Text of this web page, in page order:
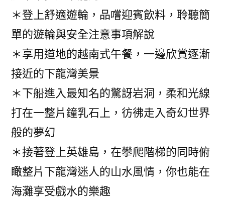
＊登上舒適遊輪，品嚐迎賓飲料，聆聽簡
單的遊輪與安全注意事項解說
＊享用道地的越南式午餐，一邊欣賞逐漸
接近的下龍灣美景
＊下船進入最知名的驚訝岩洞，柔和光線
打在一整片鐘乳石上，彷彿走入奇幻世界
般的夢幻
＊接著登上英雄島，在攀爬階梯的同時俯
瞰整片下龍灣迷人的山水風情，你也能在
海灘享受戲水的樂趣